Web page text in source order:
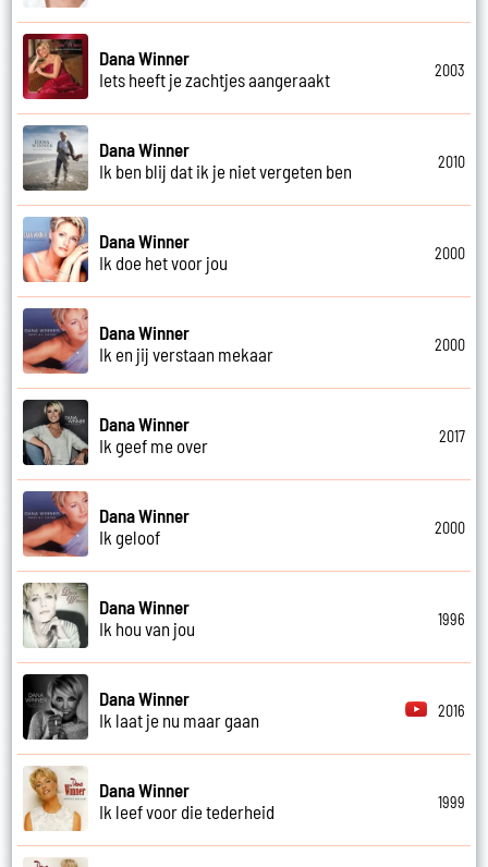
Dana Winner
Iets heeft je zachtjes aangeraakt
2003
Dana Winner
Ik ben blij dat ik je niet vergeten ben
2010
Dana Winner
Ik doe het voor jou
2000
Dana Winner
Ik en jij verstaan mekaar
2000
Dana Winner
Ik geef me over
2017
Dana Winner
Ik geloof
2000
Dana Winner
Ik hou van jou
1996
Dana Winner
Ik laat je nu maar gaan
2016
Dana Winner
Ik leef voor die tederheid
1999